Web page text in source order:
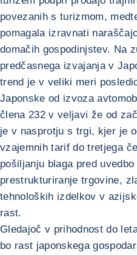
povezanih s turizmom,
pomagala izravnati
domačih gospodinjstev. Na
predčasnega izvajanja v
trend je v veliki meri
Japonske od izvoza
člena 232 v veljavi že od
je v nasprotju s trgi, kjer je
vzajemnih tarif do tretjega
pošiljanju blaga pred
prestrukturiranje trgovine,
tehnoloških izdelkov v
rast.
Gledajoč v prihodnost do
bo rast japonskega